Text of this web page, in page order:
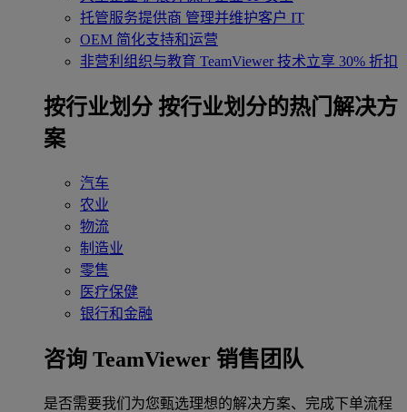
托管服务提供商 管理并维护客户 IT
OEM 简化支持和运营
非营利组织与教育 TeamViewer 技术立享 30% 折扣
‌按行业划分 按行业划分的热门解决方
案
汽车
农业
物流
制造业
零售
医疗保健
银行和金融
咨询 TeamViewer 销售团队
是否需要我们为您甄选理想的解决方案、完成下单流程